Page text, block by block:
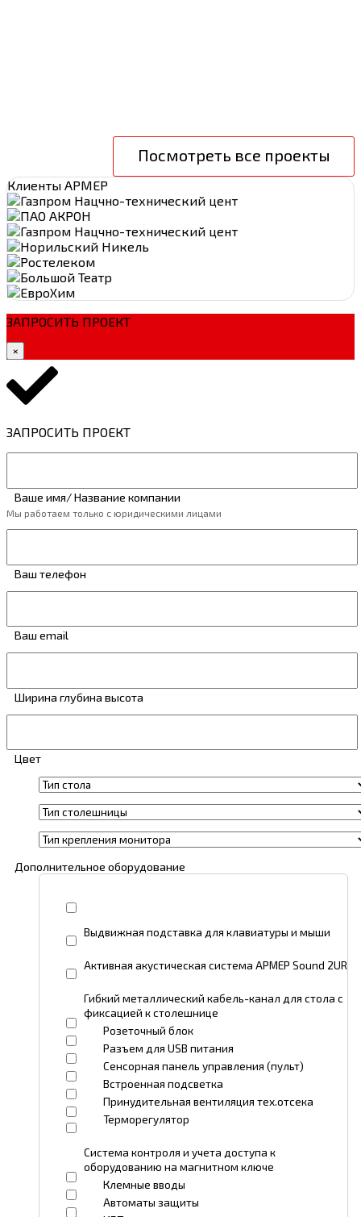
Посмотреть все проекты
Клиенты АРМЕР
ЗАПРОСИТЬ ПРОЕКТ
×
ЗАПРОСИТЬ ПРОЕКТ
Ваше имя/ Название компании
Мы работаем только с юридическими лицами
Ваш телефон
Ваш email
Ширина глубина высота
Цвет
Дополнительное оборудование
Выдвижная подставка для клавиатуры и мыши
Активная акустическая система АРМЕР Sound 2UR
Гибкий металлический кабель-канал для стола с
фиксацией к столешнице
Розеточный блок
Разъем для USB питания
Сенсорная панель управления (пульт)
Встроенная подсветка
Принудительная вентиляция тех.отсека
Терморегулятор
Система контроля и учета доступа к
оборудованию на магнитном ключе
Клемные вводы
Автоматы защиты